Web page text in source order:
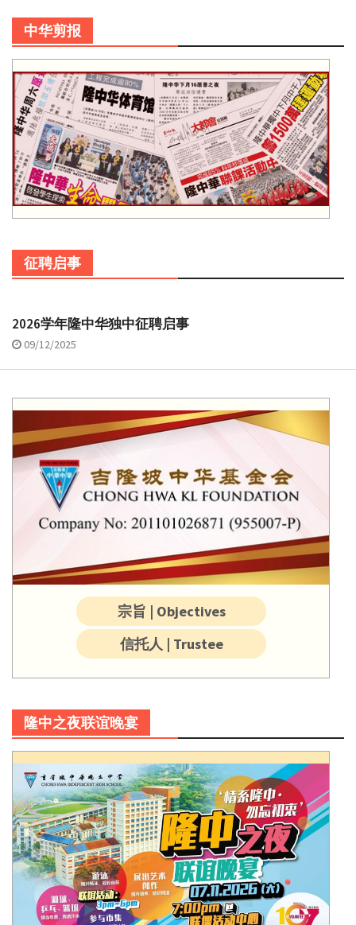
中华剪报
征聘启事
2026学年隆中华独中征聘启事
09/12/2025
宗旨 | Objectives
信托人 | Trustee
隆中之夜联谊晚宴